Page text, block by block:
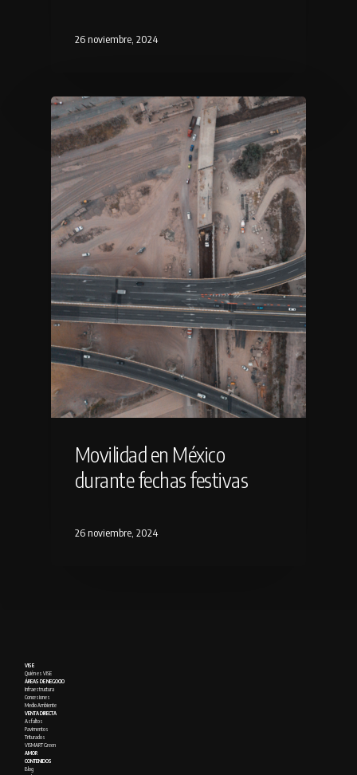
26 noviembre, 2024
Movilidad en México
durante fechas festivas
26 noviembre, 2024
VISE
Quién es VISE
ÁREAS DE NEGOCIO
Infraestructura
Concesiones
Medio Ambiente
VENTA DIRECTA
Asfaltos
Pavimentos
Triturados
VISMART Green
AMOR
CONTENIDOS
Blog